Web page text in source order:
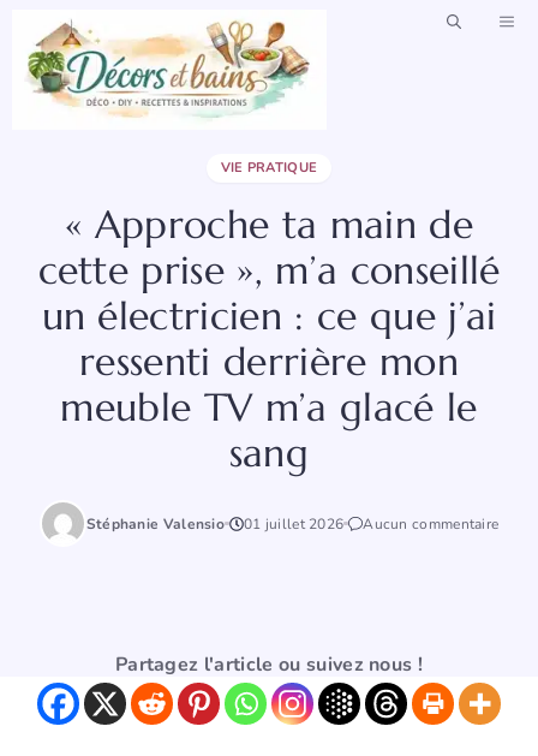
contenu
VIE PRATIQUE
« Approche ta main de
cette prise », m’a conseillé
un électricien : ce que j’ai
ressenti derrière mon
meuble TV m’a glacé le
sang
Stéphanie Valensio 01 juillet 2026 Aucun commentaire
Partagez l'article ou suivez nous !